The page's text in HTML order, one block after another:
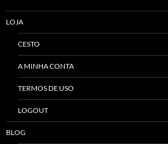
LOJA
CESTO
A MINHA CONTA
TERMOS DE USO
LOGOUT
BLOG